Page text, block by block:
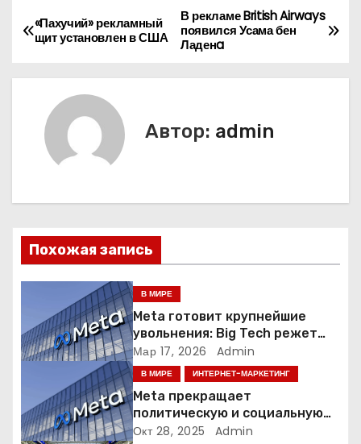
Н
ц
и
п
о
а
В рекламе British Airways
появился Усама бен
Ладенa
«Пахучий» рекламный
щит установлен в США
Автор: admin
Похожая запись
В МИРЕ
Meta готовит крупнейшие
увольнения: Big Tech режет
людей ради искусственного
интеллекта
Мар 17, 2026 Admin
В МИРЕ ИНТЕРНЕТ-МАРКЕТИНГ
Meta прекращает
политическую и социальную
рекламу в ЕС. Почему это
Окт 28, 2025 Admin